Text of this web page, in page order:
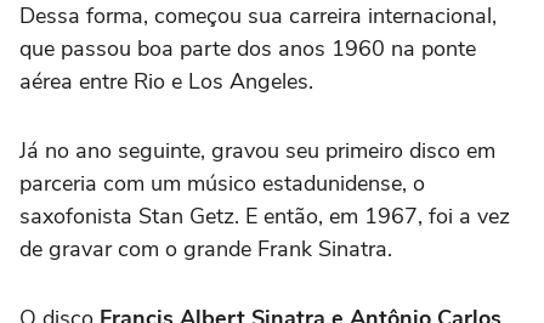
Dessa forma, começou sua carreira internacional,
que passou boa parte dos anos 1960 na ponte
aérea entre Rio e Los Angeles.
Já no ano seguinte, gravou seu primeiro disco em
parceria com um músico estadunidense, o
saxofonista Stan Getz. E então, em 1967, foi a vez
de gravar com o grande Frank Sinatra.